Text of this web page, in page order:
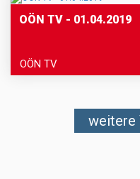
OÖN TV - 01.04.2019
OÖN TV
weitere